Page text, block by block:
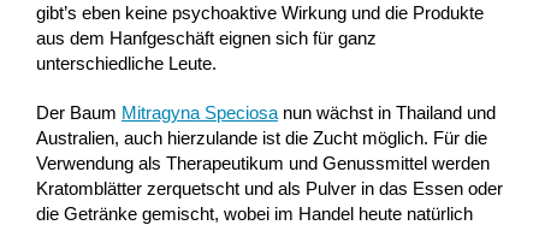
gibt’s eben keine psychoaktive Wirkung und die Produkte
aus dem Hanfgeschäft eignen sich für ganz
unterschiedliche Leute.
Der Baum Mitragyna Speciosa nun wächst in Thailand und
Australien, auch hierzulande ist die Zucht möglich. Für die
Verwendung als Therapeutikum und Genussmittel werden
Kratomblätter zerquetscht und als Pulver in das Essen oder
die Getränke gemischt, wobei im Handel heute natürlich